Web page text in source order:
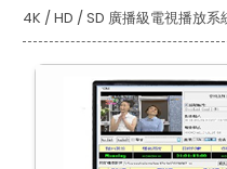
4K / HD / SD 廣播級電視播放系